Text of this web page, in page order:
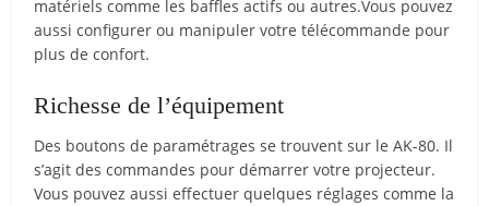
matériels comme les baffles actifs ou autres.Vous pouvez
aussi configurer ou manipuler votre télécommande pour
plus de confort.
Richesse de l’équipement
Des boutons de paramétrages se trouvent sur le AK-80. Il
s’agit des commandes pour démarrer votre projecteur.
Vous pouvez aussi effectuer quelques réglages comme la